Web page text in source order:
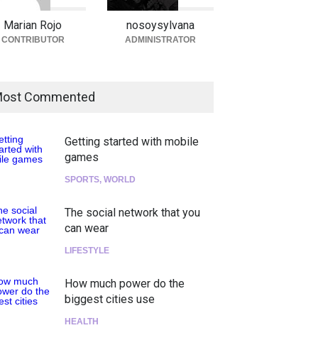
Marian Rojo
CONTRIBUTOR
nosoysylvana
ADMINISTRATOR
Commented
Getting started with mobile
games
SPORTS, WORLD
The social network that you
can wear
LIFESTYLE
How much power do the
biggest cities use
HEALTH